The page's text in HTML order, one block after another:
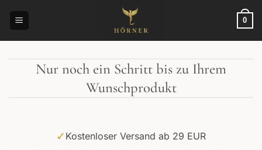
Inhalt
0
Nur noch ein Schritt bis zu Ihrem
Wunschprodukt
✓ Kostenloser Versand ab 29 EUR